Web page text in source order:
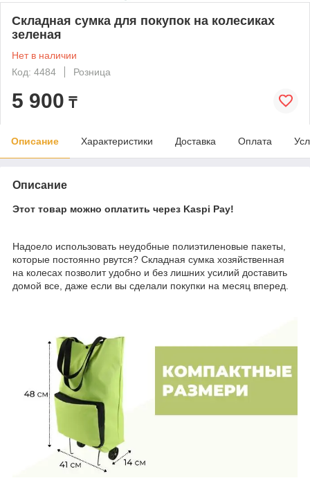
Складная сумка для покупок на колесиках
зеленая
Нет в наличии
Код: 4484
Розница
5 900 ₸
Описание Характеристики Доставка Оплата
Описание
Этот товар можно оплатить через Kaspi Pay!
Надоело использовать неудобные полиэтиленовые пакеты,
которые постоянно рвутся? Складная сумка хозяйственная
на колесах позволит удобно и без лишних усилий доставить
домой все, даже если вы сделали покупки на месяц вперед.